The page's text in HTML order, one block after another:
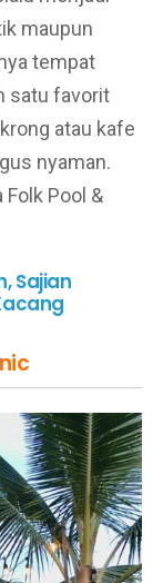
maupun
tempat
satu favorit
atau kafe
nyaman.
Pool &
Sajian